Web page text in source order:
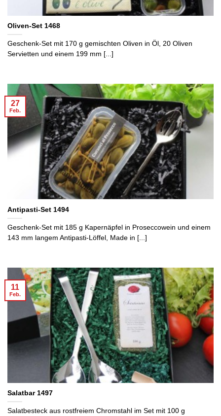
Oliven-Set 1468
Geschenk-Set mit 170 g gemischten Oliven in Öl, 20 Oliven
Servietten und einem 199 mm [...]
Antipasti-Set 1494
Geschenk-Set mit 185 g Kapernäpfel in Proseccowein und einem
143 mm langem Antipasti-Löffel, Made in [...]
27
Feb.
Salatbar 1497
Salatbesteck aus rostfreiem Chromstahl im Set mit 100 g
11
Feb.